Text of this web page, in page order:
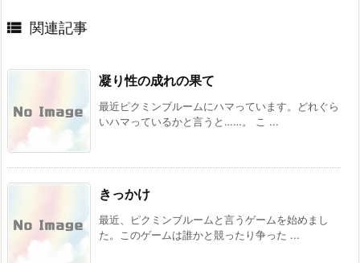
 関連記事
凝り性の成れの果て
最近ピクミンブルームにハマっています。どれぐら
いハマっているかと言うと……。 こ ...
きっかけ
最近、ピクミンブルームと言うゲームを始めまし
た。このゲームは誰かと競ったり争った ...